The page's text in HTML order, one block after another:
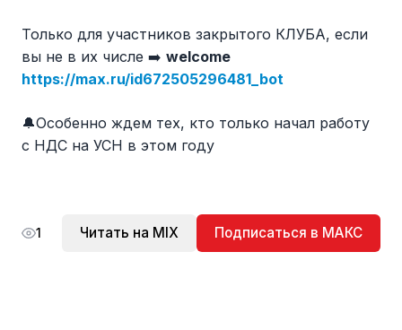
Только для участников закрытого КЛУБА, если
вы не в их числе ➡️ welcome
https://max.ru/id672505296481_bot
🔔Особенно ждем тех, кто только начал работу
с НДС на УСН в этом году
1 Читать на MIX Подписаться в МАКС